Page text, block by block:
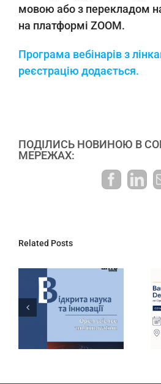
мовою або з перекладом
на платформі ZOOM.
Програма вебінарів з
реєстрацію додається.
ПОДІЛИСЬ НОВИНОЮ В
МЕРЕЖАХ:
Related Posts
запрошує
долучитися до
конференції
Barcelona
Declaration